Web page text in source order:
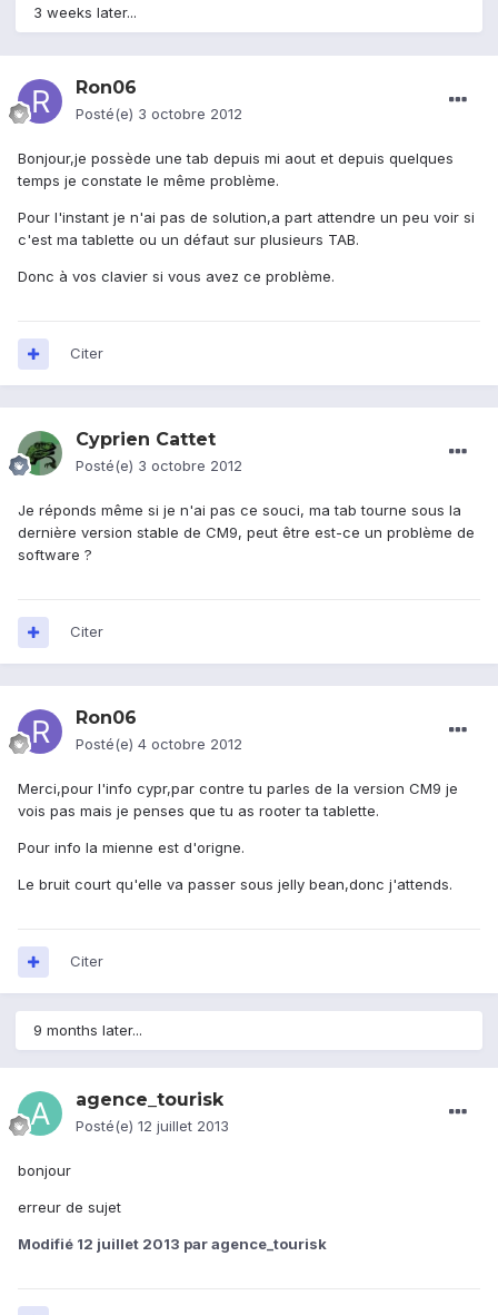
3 weeks later...
Ron06
Posté(e) 3 octobre 2012
Bonjour,je possède une tab depuis mi aout et depuis quelques
temps je constate le même problème.
Pour l'instant je n'ai pas de solution,a part attendre un peu voir si
c'est ma tablette ou un défaut sur plusieurs TAB.
Donc à vos clavier si vous avez ce problème.
Citer
Cyprien Cattet
Posté(e) 3 octobre 2012
Je réponds même si je n'ai pas ce souci, ma tab tourne sous la
dernière version stable de CM9, peut être est-ce un problème de
software ?
Citer
Ron06
Posté(e) 4 octobre 2012
Merci,pour l'info cypr,par contre tu parles de la version CM9 je
vois pas mais je penses que tu as rooter ta tablette.
Pour info la mienne est d'origne.
Le bruit court qu'elle va passer sous jelly bean,donc j'attends.
Citer
9 months later...
agence_tourisk
Posté(e) 12 juillet 2013
bonjour
erreur de sujet
Modifié 12 juillet 2013 par agence_tourisk